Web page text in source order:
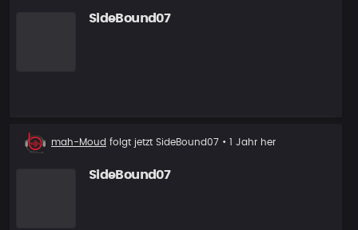
SideBound07
Neuer
mah-Moud folgt jetzt SideBound07 • 1 Jahr her
SideBound07